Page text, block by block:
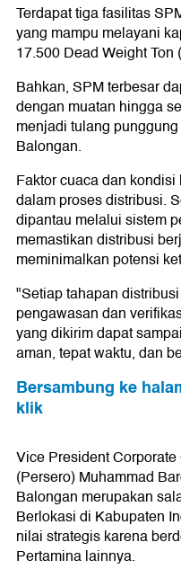
Terdapat tiga fasilitas
yang mampu melayani
17.500 Dead Weight
Bahkan, SPM terbesar
dengan muatan hingga
menjadi tulang
Balongan.
Faktor cuaca dan
dalam proses distribusi.
dipantau melalui sistem
memastikan distribusi
meminimalkan potensi
"Setiap tahapan
pengawasan dan
yang dikirim dapat
aman, tepat waktu, dan
Bersambung ke
klik
Vice President
(Persero) Muhammad
Balongan merupakan
Berlokasi di Kabupaten
nilai strategis karena
Pertamina lainnya.